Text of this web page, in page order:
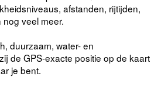
afstanden, rijtijden,
veel meer.
duurzaam, water- en
de GPS-exacte positie op de kaart
je bent.